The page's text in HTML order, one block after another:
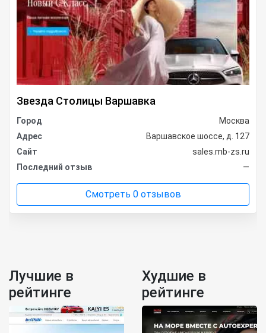
Звезда Столицы Варшавка
Город
Москва
Адрес
Варшавское шоссе, д. 127
Сайт
sales.mb-zs.ru
Последний отзыв
—
Смотреть 0 отзывов
Лучшие в
рейтинге
Худшие в
рейтинге